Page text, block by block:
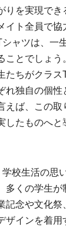
りを実現でき
イト全員で協
シャツは、一
ことでしょう
たちがクラス
れ独自の個性
えば、この取
したものへと
校生活の思
多くの学生が
記念や文化祭
ザインを着用